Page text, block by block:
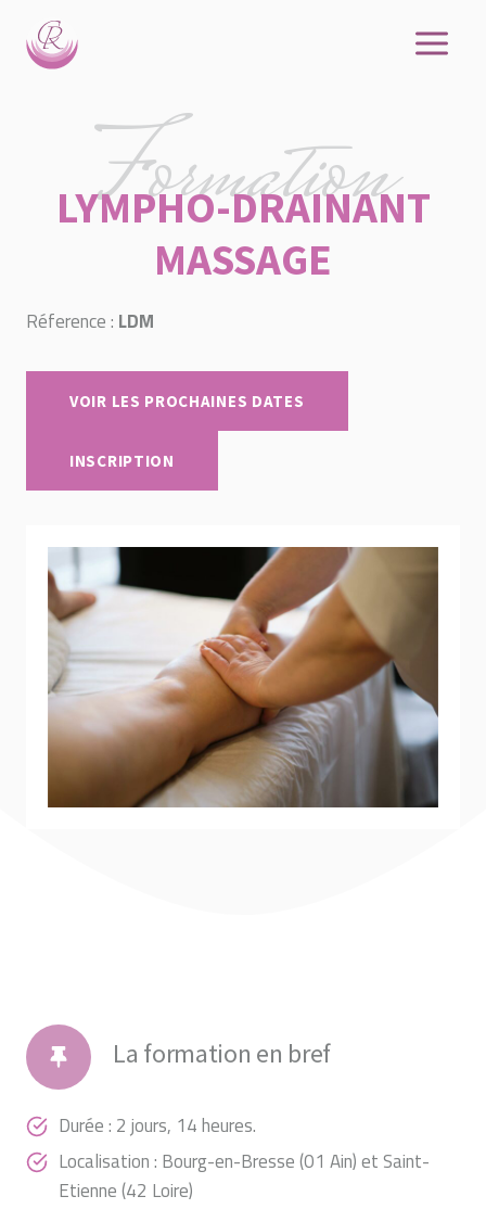
contenu
Formation
LYMPHO-DRAINANT
MASSAGE
Réference : LDM
VOIR LES PROCHAINES DATES
INSCRIPTION
La formation en bref
Durée : 2 jours, 14 heures.
Localisation : Bourg-en-Bresse (01 Ain) et Saint-
Etienne (42 Loire)